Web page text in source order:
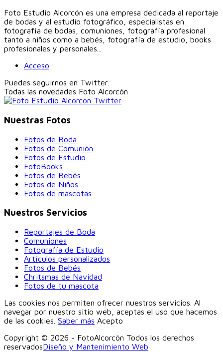
Foto Estudio Alcorcón es una empresa dedicada al reportaje
de bodas y al estudio fotográfico, especialistas en
fotografía de bodas, comuniones, fotografía profesional
tanto a niños como a bebés, fotografía de estudio, books
profesionales y personales...
Acceso
Puedes seguirnos en Twitter.
Todas las novedades Foto Alcorcón
Nuestras Fotos
Fotos de Boda
Fotos de Comunión
Fotos de Estudio
FotoBooks
Fotos de Bebés
Fotos de Niños
Fotos de mascotas
Nuestros Servicios
Reportajes de Boda
Comuniones
Fotografía de Estudio
Artículos personalizados
Fotos de Bebés
Chritsmas de Navidad
Fotos de tu mascota
Las cookies nos permiten ofrecer nuestros servicios. Al
navegar por nuestro sitio web, aceptas el uso que hacemos
de las cookies. Saber más Acepto
Copyright © 2026 - FotoAlcorcón Todos los derechos
reservadosDiseño y Mantenimiento Web